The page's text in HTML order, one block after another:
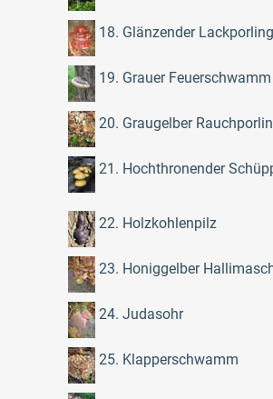
18. Glänzender Lackporling
19. Grauer Feuerschwamm
20. Graugelber
21. Hochthronender
22. Holzkohlenpilz
23. Honiggelber
24. Judasohr
25. Klapperschwamm